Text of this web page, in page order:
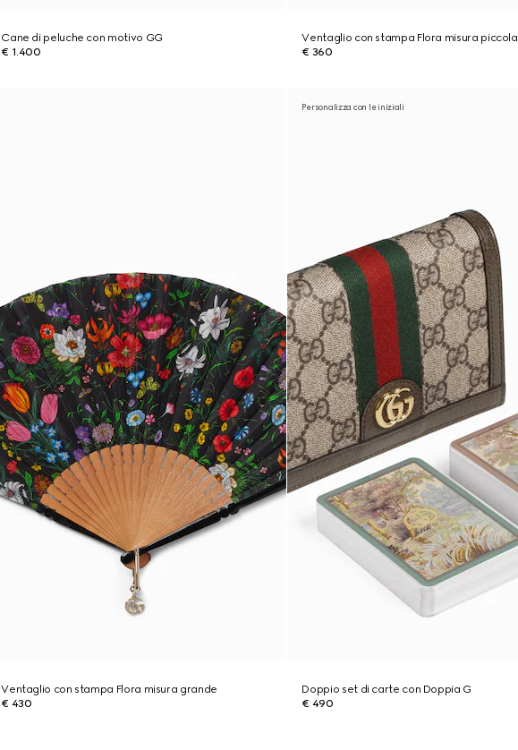
Cane di peluche con motivo GG
€ 1.400
Ventaglio con stampa Flora misura piccola
€ 360
Ventaglio con stampa Flora misura grande
€ 430
Personalizza con le iniziali
Doppio set di carte con Doppia G
€ 490